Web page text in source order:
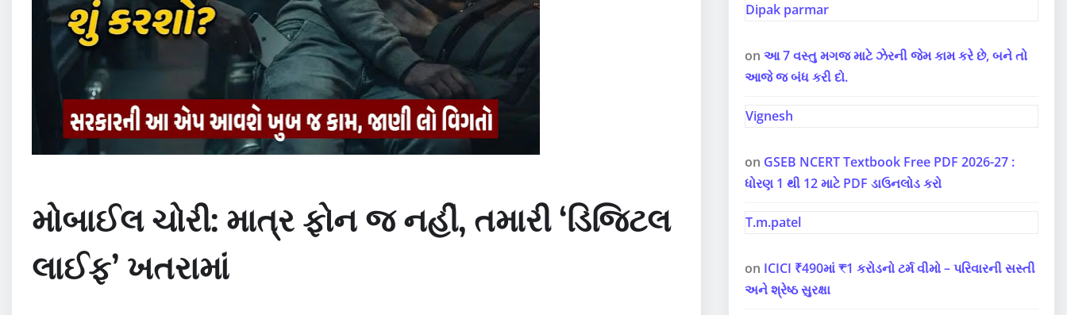
મોબાઈલ ચોરી: માત્ર ફોન જ નહીં, તમારી ‘ડિજિટલ
લાઈફ’ ખતરામાં
Dipak parmar
on આ 7 વસ્તુ મગજ માટે ઝેરની જેમ કામ કરે છે, બને તો
આજે જ બંધ કરી દો.
Vignesh
on GSEB NCERT Textbook Free PDF 2026-27 :
ધોરણ 1 થી 12 માટે PDF ડાઉનલોડ કરો
T.m.patel
on ICICI ₹490માં ₹1 કરોડનો ટર્મ વીમો – પરિવારની સસ્તી
અને શ્રેષ્ઠ સુરક્ષા